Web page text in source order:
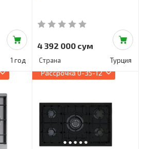
1 год
4 392 000 сум
Страна Турция
Рассрочка0-35-12